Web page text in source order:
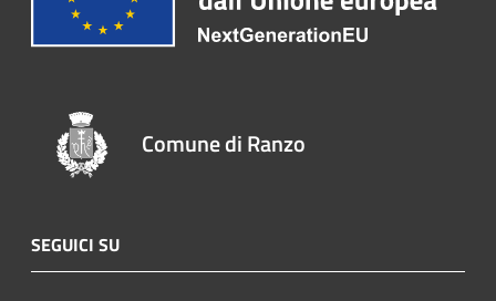
Comune di Ranzo
SEGUICI SU